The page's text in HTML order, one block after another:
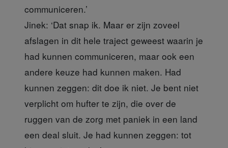
communiceren.’
Jinek: ‘Dat snap ik. Maar er zijn zoveel
afslagen in dit hele traject geweest waarin je
had kunnen communiceren, maar ook een
andere keuze had kunnen maken. Had
kunnen zeggen: dit doe ik niet. Je bent niet
verplicht om hufter te zijn, die over de
ruggen van de zorg met paniek in een land
een deal sluit. Je had kunnen zeggen: tot